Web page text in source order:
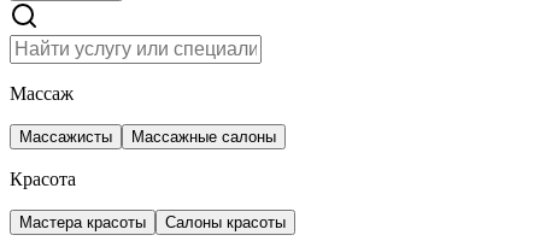
Массаж
Массажисты Массажные салоны
Красота
Мастера красоты Салоны красоты